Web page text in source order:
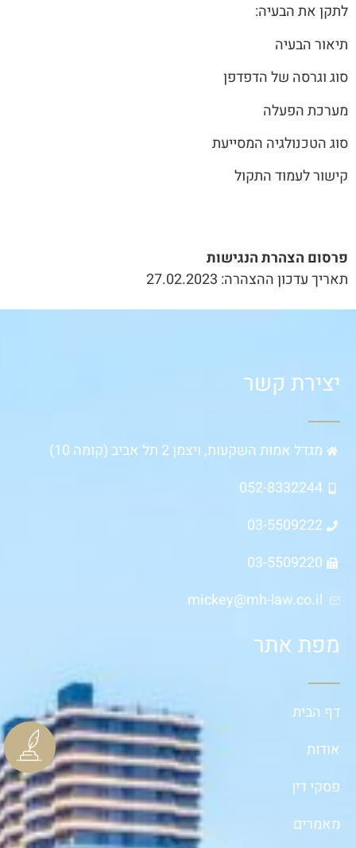
לתקן את הבעיה:
תיאור הבעיה
סוג וגרסה של הדפדפן
מערכת הפעלה
סוג הטכנולגיה המסייעת
קישור לעמוד התקול
פרסום הצהרת הנגישות
תאריך עדכון ההצהרה: 27.02.2023
יצירת קשר
מגדל אמות השקעות, ויצמן 2 תל אביב (קומה 10)
052-8332244
03-5509222
03-5509220
mickey@mh-law.co.il
מפת אתר
דף הבית
אודות
פסקי דין
מאמרים